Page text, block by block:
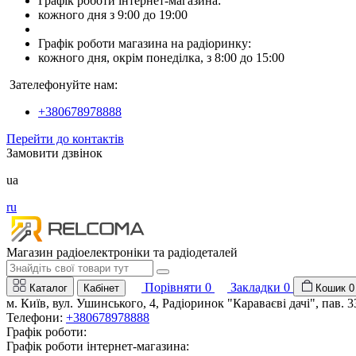
кожного дня з 9:00 до 19:00
Графік роботи магазина на радіоринку:
кожного дня, окрім понеділка, з 8:00 до 15:00
Зателефонуйте нам:
+380678978888
Перейти до контактів
Замовити дзвінок
ua
ru
Магазин радіоелектроніки та радіодеталей
Каталог Кабінет Порівняти 0 Закладки 0 Кошик 0
м. Київ, вул. Ушинського, 4, Радіоринок "Караваєві дачі", пав.
Телефони: +380678978888
Графік роботи:
Графік роботи інтернет-магазина: